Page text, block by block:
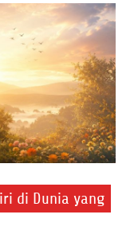
di Dunia yang